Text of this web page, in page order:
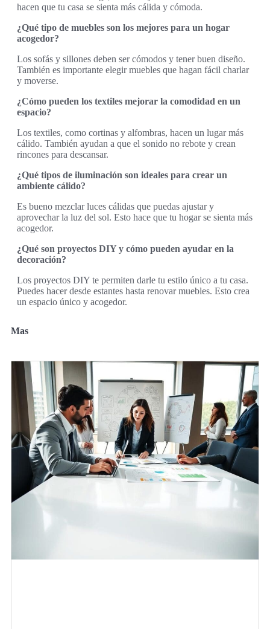
hacen que tu casa se sienta más cálida y cómoda.
¿Qué tipo de muebles son los mejores para un hogar
acogedor?
Los sofás y sillones deben ser cómodos y tener buen diseño.
También es importante elegir muebles que hagan fácil charlar
y moverse.
¿Cómo pueden los textiles mejorar la comodidad en un
espacio?
Los textiles, como cortinas y alfombras, hacen un lugar más
cálido. También ayudan a que el sonido no rebote y crean
rincones para descansar.
¿Qué tipos de iluminación son ideales para crear un
ambiente cálido?
Es bueno mezclar luces cálidas que puedas ajustar y
aprovechar la luz del sol. Esto hace que tu hogar se sienta más
acogedor.
¿Qué son proyectos DIY y cómo pueden ayudar en la
decoración?
Los proyectos DIY te permiten darle tu estilo único a tu casa.
Puedes hacer desde estantes hasta renovar muebles. Esto crea
un espacio único y acogedor.
Mas